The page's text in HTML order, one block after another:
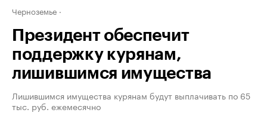
Черноземье
Президент обеспечит
поддержку курянам,
лишившимся имущества
Лишившимся имущества курянам будут выплачивать по 65
тыс. руб. ежемесячно